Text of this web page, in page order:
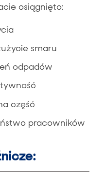
osiągnięto:
smaru
odpadów
część
pracowników